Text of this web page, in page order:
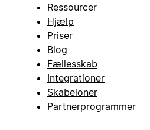
Ressourcer
Hjælp
Priser
Blog
Fællesskab
Integrationer
Skabeloner
Partnerprogrammer